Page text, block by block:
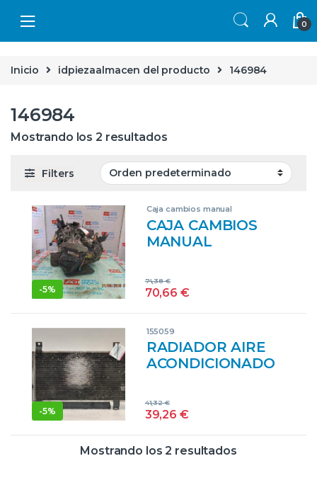
0
Inicio idpiezaalmacen del producto 146984
146984
Mostrando los 2 resultados
Filters
-5%
Caja cambios manual
CAJA CAMBIOS
MANUAL
(FP0D, JP0D) D/
JR5113 AZUL
TRANSMISION
70,66 €
74,38€
-5%
155059
RADIADOR AIRE
ACONDICIONADO
(12.2007->) 2.0
ACTIVE SW [2,0
39,26 €
41,32€
Mostrando los 2 resultados